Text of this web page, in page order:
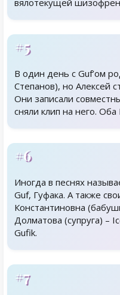
вялотекущей
#5
В один день с Guf’ом
Степанов), но Алексей
Они записали
сняли клип на него. Оба
#6
Иногда в песнях
Guf, Гуфака. А также
Константиновна
Долматова (супруга) –
Gufik.
#7